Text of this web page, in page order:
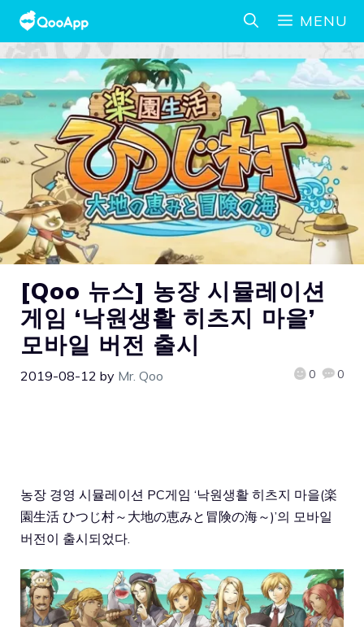
MENU
[Qoo 뉴스] 농장 시뮬레이션
게임 ‘낙원생활 히츠지 마을’
모바일 버전 출시
2019-08-12 by Mr. Qoo 0 0
농장 경영 시뮬레이션 PC게임 ‘낙원생활 히츠지 마을(楽
園生活 ひつじ村～大地の恵みと冒険の海～)’의 모바일
버전이 출시되었다.